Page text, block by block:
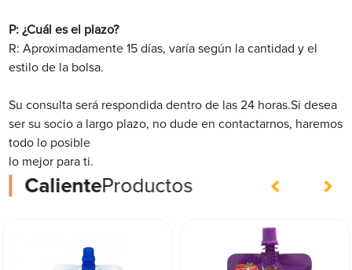
P: ¿Cuál es el plazo?
R: Aproximadamente 15 días, varía según la cantidad y el
estilo de la bolsa.
Su consulta será respondida dentro de las 24 horas.Si desea
ser su socio a largo plazo, no dude en contactarnos, haremos
todo lo posible
lo mejor para ti.
CalienteProductos